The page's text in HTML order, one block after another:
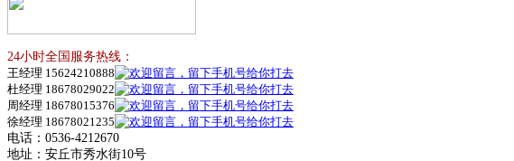
24小时全国服务热线：
王经理 15624210888
杜经理 18678029022
周经理 18678015376
徐经理 18678021235
电话：0536-4212670
地址：安丘市秀水街10号